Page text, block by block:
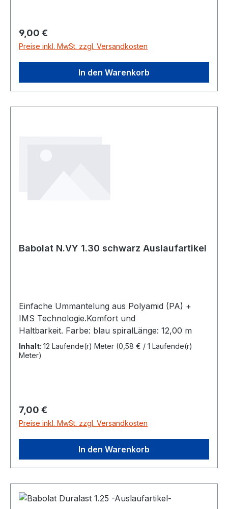
Regulärer Preis:
9,00 €
Preise inkl. MwSt. zzgl. Versandkosten
In den Warenkorb
Babolat N.VY 1.30 schwarz Auslaufartikel
Einfache Ummantelung aus Polyamid (PA) +
IMS Technologie.Komfort und
Haltbarkeit. Farbe: blau spiralLänge: 12,00 m
Inhalt: 12 Laufende(r) Meter (0,58 € / 1 Laufende(r)
Meter)
Regulärer Preis:
7,00 €
Preise inkl. MwSt. zzgl. Versandkosten
In den Warenkorb